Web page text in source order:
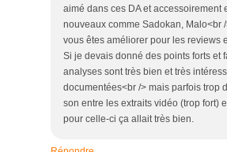
aimé dans ces DA et accessoirement
nouveaux comme Sadokan, Malo<br
vous êtes améliorer pour les reviews
Si je devais donné des points forts et
analyses sont très bien et très
documentées<br /> mais parfois trop
son entre les extraits vidéo (trop fort)
pour celle-ci ça allait très bien.